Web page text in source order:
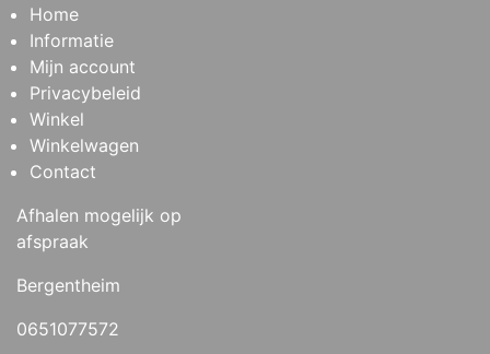
Home
Informatie
Mijn account
Privacybeleid
Winkel
Winkelwagen
Contact
Afhalen mogelijk op
afspraak
Bergentheim
0651077572